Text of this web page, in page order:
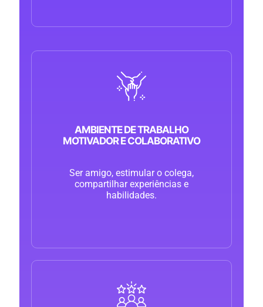
AMBIENTE DE TRABALHO
MOTIVADOR E COLABORATIVO
Ser amigo, estimular o colega,
compartilhar experiências e
habilidades.